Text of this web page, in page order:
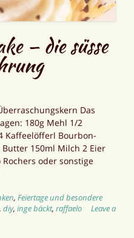
— die süsse
Das
180g Mehl 1/2
Kaffeelöfferl Bourbon-
Butter 150ml Milch 2 Eier
oder sonstige
, Feiertage und besondere
, diy, inge bäckt, raffaelo
Leave a